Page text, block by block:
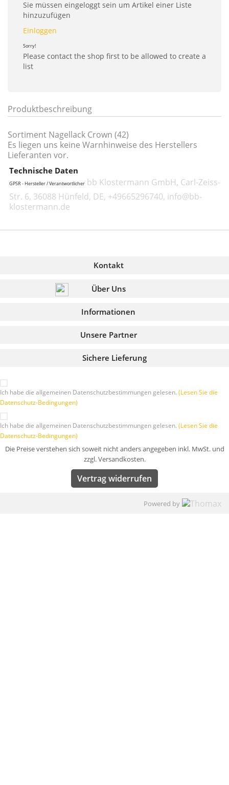
Sie müssen eingeloggt sein um Artikel einer Liste
hinzuzufügen
Einloggen
Sorry!
Please contact the shop first to be allowed to create a
list
Produktbeschreibung
Sortiment Nagellack Crown (42)
Es liegen uns keine Warnhinweise des Herstellers
Lieferanten vor.
Technische Daten
GPSR - Hersteller / Verantwortlicher bb Klostermann GmbH, Carl-Zeiss-
Str. 6, 36088 Hünfeld, DE, +49665296740, info@bb-
klostermann.de
Kontakt
Über Uns
Informationen
Sichere Lieferung
Unsere Partner
Ich habe die allgemeinen Datenschutzbestimmungen gelesen. (Lesen Sie die
Datenschutz-Bedingungen)
Ich habe die allgemeinen Datenschutzbestimmungen gelesen. (Lesen Sie die
Datenschutz-Bedingungen)
Die Preise verstehen sich soweit nicht anders angegeben inkl. MwSt. und
zzgl. Versandkosten.
Vertrag widerrufen
Powered by